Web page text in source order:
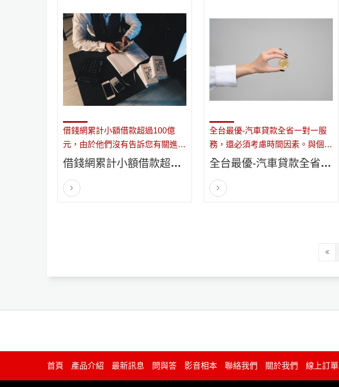
借錢網累計小額借款超過100億
元，由於他們沒有告訴您有關進行
信用檢查的信息，因此可能會增加
方的貸款。借錢網如果您有信貸問
題，但仍想嘗試這樣的貸款，請堅
借錢網累計小額借款超過
100億元
全台最優-汽車貸款全省一對一服
務，還必須考慮時間因素。與個人
貸款相比，短期貸款提供了更快的
更少。汽車貸款的總成本取決於借
款人的每月還款額，並且還取決於
全台最優-汽車貸款全省一
對一服務
首頁 產品介紹 最新訊息 問與答 影音相本 聯絡我們 關於我們 線上訂單